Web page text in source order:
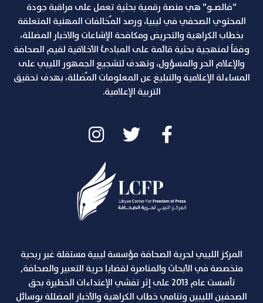
“فالصـو” هي منصة رقمية بحثية تعمل على مراقبة جودة
المحتوي الصحفي في ليبيا، ورصد المٌخالفات المهنية المتعلقة
بخطاب الكراهية والتحريض ومكافحة الإشاعات والاخبار المضللة،
وفقاً لمنهجية بحثية قائمة على المبادئ الأخلاقية لقيم الصحافة
والإعلام الحر والمسؤول، وتهدف لتشجيع الجمهور الليبي على
المساءلة الإعلامية والتبليغ عن المعلومات المٌضللة، بهدف تحقيق
التربية الإعلامية.
المركز الليبي لحرية الصحافة مؤسسة ليبية مستقلة غير ربحية
متخصصة في الأبحاث والمناصرة لقضايا حرية التعبير والصحافة,
تأسست عام 2013 على إثر تفشي الإعتداءات الخطيرة بحق
الصحفين الليبين وتنامي خطاب الكراهية والأخبار المضللة بوسائل